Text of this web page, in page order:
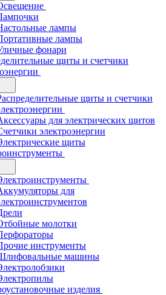
лампы
лампы
фонари
щиты и счетчики
щиты и счетчики
для электрических щитов
электроэнергии
щиты
для
молотки
инструменты
машины
изделия